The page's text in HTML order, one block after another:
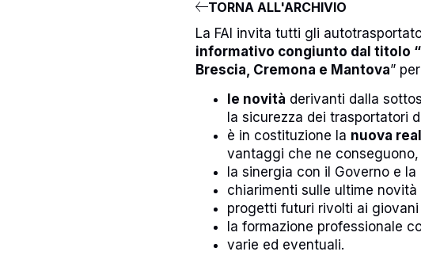
TORNA ALL'ARCHIVIO
La FAI invita tutti gli
informativo congiunto dal titolo
Brescia, Cremona e Mantova”
le novità derivanti dalla
la sicurezza dei trasportatori
è in costituzione la nuova
vantaggi che ne conseguono,
la sinergia con il Governo e
chiarimenti sulle ultime novità
progetti futuri rivolti ai giovani
la formazione professionale
varie ed eventuali.